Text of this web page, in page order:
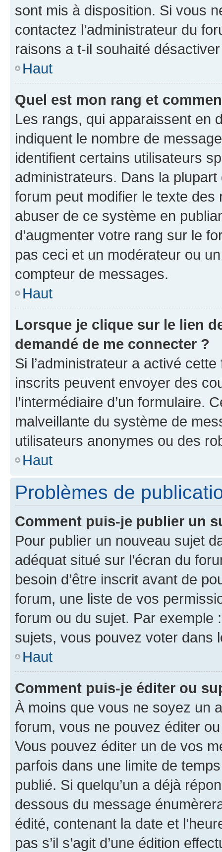
sont mis à disposition. Si vous
contactez l’administrateur du
raisons a t-il souhaité
Haut
Quel est mon rang et
Les rangs, qui apparaissent en
indiquent le nombre de
identifient certains utilisateurs
administrateurs. Dans la
forum peut modifier le texte
abuser de ce système en
d’augmenter votre rang sur le
pas ceci et un modérateur ou
compteur de messages.
Haut
Lorsque je clique sur le lien
demandé de me connecter ?
Si l’administrateur a activé
inscrits peuvent envoyer des
l’intermédiaire d’un formulaire.
malveillante du système de
utilisateurs anonymes ou des
Haut
Problèmes de
Comment puis-je publier un
Pour publier un nouveau sujet
adéquat situé sur l’écran du
besoin d’être inscrit avant de
forum, une liste de vos
forum ou du sujet. Par exemple
sujets, vous pouvez voter dans
Haut
Comment puis-je éditer ou
À moins que vous ne soyez un
forum, vous ne pouvez éditer
Vous pouvez éditer un de vos
parfois dans une limite de
publié. Si quelqu’un a déjà
dessous du message
édité, contenant la date et
pas s’il s’agit d’une édition